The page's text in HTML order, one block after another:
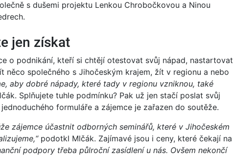
s dušemi projektu Lenkou Chrobočkovou a Ninou
jen získat
o podnikání, kteří si chtějí otestovat svůj nápad, nastartovat
něco společného s Jihočeským krajem, žít v regionu a nebo
aby dobré nápady, které tady v regionu vzniknou, také
Splňujete tuhle podmínku? Pak už jen stačí poslat svůj
formuláře a zájemce je zařazen do soutěže.
zájemce účastnit odborných seminářů, které v Jihočeském
podotkl Mlčák. Zajímavé jsou i ceny, které čekají na
podpory třeba půlroční zasídlení u nás. Ovšem nekončí